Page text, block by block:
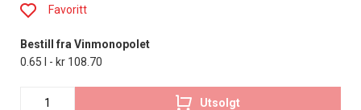
Favoritt
Bestill fra Vinmonopolet
0.65 l - kr 108.70
Utsolgt